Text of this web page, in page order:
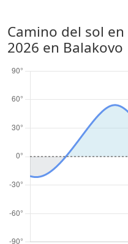
Camino del sol en
2026 en Balakovo